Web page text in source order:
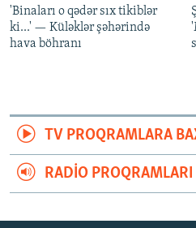
'Binaları o qədər sıx tikiblər
ki...' — Küləklər şəhərində
hava böhranı
TV PROQRAMLARA
RADIO